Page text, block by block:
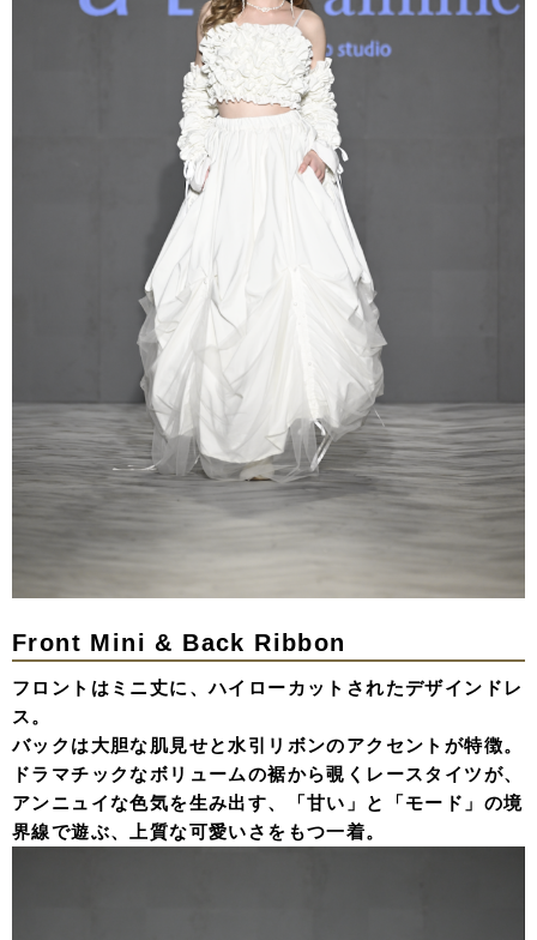
Front Mini & Back Ribbon
フロントはミニ丈に、ハイローカットされたデザインドレ
ス。
バックは大胆な肌見せと水引リボンのアクセントが特徴。
ドラマチックなボリュームの裾から覗くレースタイツが、
アンニュイな色気を生み出す、「甘い」と「モード」の境
界線で遊ぶ、上質な可愛いさをもつ一着。